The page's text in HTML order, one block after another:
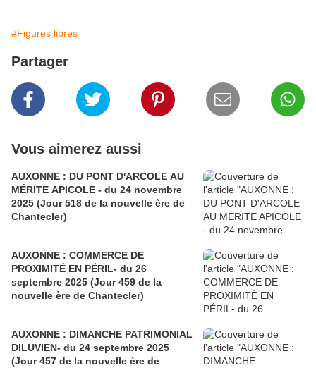
#Figures libres
Partager
Vous aimerez aussi
AUXONNE : DU PONT D'ARCOLE AU
MÉRITE APICOLE - du 24 novembre
2025 (Jour 518 de la nouvelle ère de
Chantecler)
AUXONNE : COMMERCE DE
PROXIMITÉ EN PÉRIL- du 26
septembre 2025 (Jour 459 de la
nouvelle ère de Chantecler)
AUXONNE : DIMANCHE PATRIMONIAL
DILUVIEN- du 24 septembre 2025
(Jour 457 de la nouvelle ère de